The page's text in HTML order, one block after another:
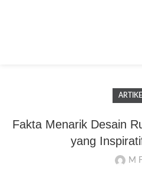
Fakta Menarik Desain
yang
M